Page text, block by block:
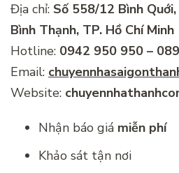
Địa chỉ: Số 558/12 Bình
Bình Thạnh, TP. Hồ Chí Minh
Hotline: 0942 950 950 –
Email:
Website:
Nhận báo giá miễn phí
Khảo sát tận nơi